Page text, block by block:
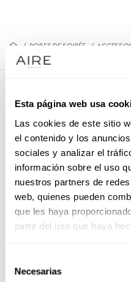
Esta página web usa
Las cookies de este sitio
el contenido y los
sociales y analizar el
información sobre el uso
nuestros partners de
web, quienes pueden
que les haya
partir del uso que haya
Necesarias
/ ROBES DE SOIRÉE /
9QT20TOC00
Coiffe de soirée. Nœud.
PRENEZ